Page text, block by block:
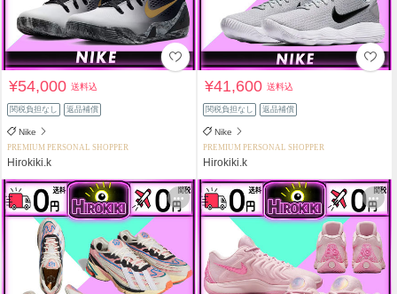
¥54,000送料込
関税負担なし 返品補償
Nike
PREMIUM PERSONAL SHOPPER
Hirokiki.k
¥41,600送料込
関税負担なし 返品補償
Nike
PREMIUM PERSONAL SHOPPER
Hirokiki.k